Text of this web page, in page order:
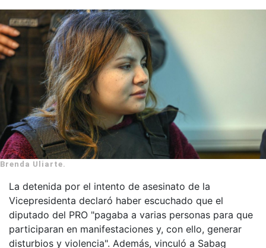
Brenda Uliarte.
La detenida por el intento de asesinato de la
Vicepresidenta declaró haber escuchado que el
diputado del PRO "pagaba a varias personas para que
participaran en manifestaciones y, con ello, generar
disturbios y violencia". Además, vinculó a Sabag